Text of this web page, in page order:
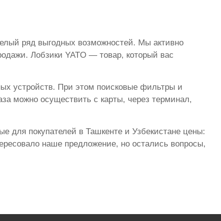
ряд выгодных возможностей. Мы активно
Лобзики YATO — товар, который вас
устройств. При этом поисковые фильтры и
можно осуществить с карты, через терминал,
для покупателей в Ташкенте и Узбекистане цены:
наше предложение, но остались вопросы,